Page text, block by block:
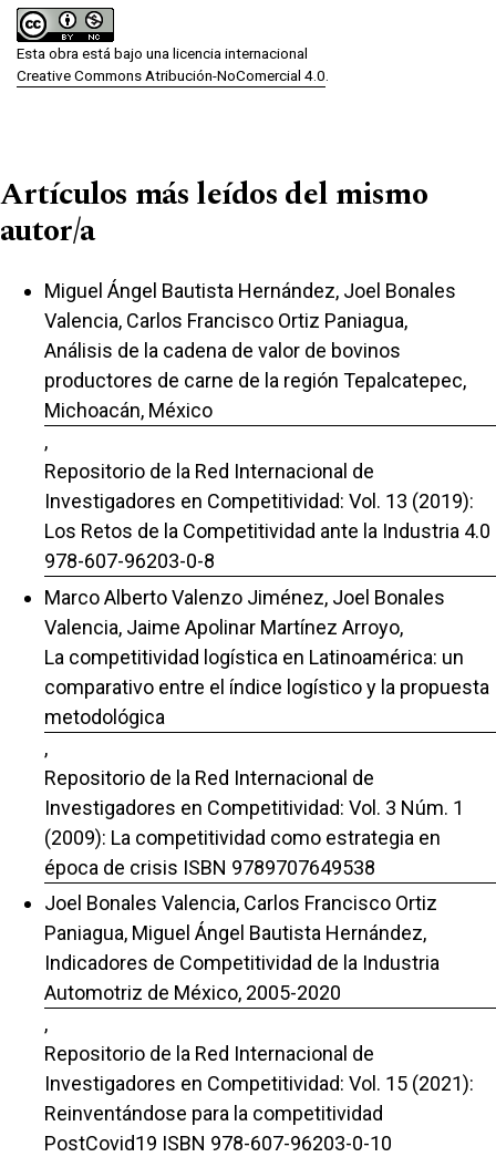
Esta obra está bajo una licencia internacional
Creative Commons Atribución-NoComercial 4.0
Artículos más leídos del mismo
autor/a
Miguel Ángel Bautista Hernández, Joel Bonales
Valencia, Carlos Francisco Ortiz Paniagua,
Análisis de la cadena de valor de bovinos
productores de carne de la región Tepalcatepec,
Michoacán, México
,
Repositorio de la Red Internacional de
Investigadores en Competitividad: Vol. 13 (2019):
Los Retos de la Competitividad ante la Industria 4.0
978-607-96203-0-8
Marco Alberto Valenzo Jiménez, Joel Bonales
Valencia, Jaime Apolinar Martínez Arroyo,
La competitividad logística en Latinoamérica: un
comparativo entre el índice logístico y la propuesta
metodológica
,
Repositorio de la Red Internacional de
Investigadores en Competitividad: Vol. 3 Núm. 1
(2009): La competitividad como estrategia en
época de crisis ISBN 9789707649538
Joel Bonales Valencia, Carlos Francisco Ortiz
Paniagua, Miguel Ángel Bautista Hernández,
Indicadores de Competitividad de la Industria
Automotriz de México, 2005-2020
,
Repositorio de la Red Internacional de
Investigadores en Competitividad: Vol. 15 (2021):
Reinventándose para la competitividad
PostCovid19 ISBN 978-607-96203-0-10